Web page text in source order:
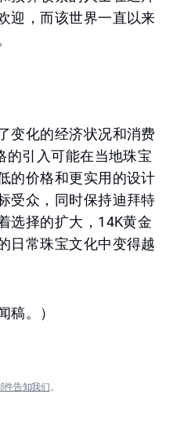
迎，而该世界一直以来
变化的经济状况和消费
的引入可能在当地珠宝
的价格和更实用的设计
受众，同时保持迪拜特
选择的扩大，14K黄金
日常珠宝文化中变得越
稿。）
件告知我们。